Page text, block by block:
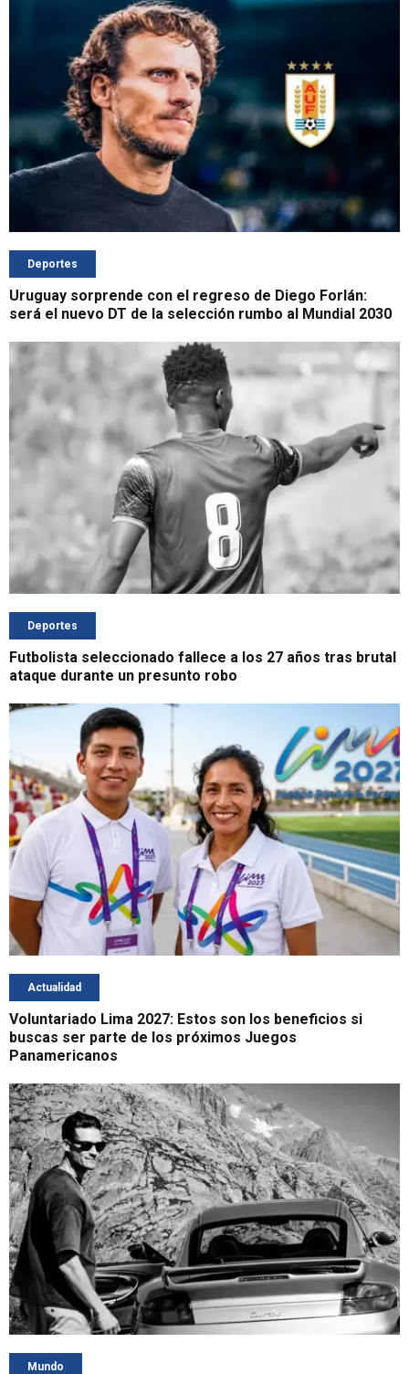
Deportes
Uruguay sorprende con el regreso de Diego Forlán:
será el nuevo DT de la selección rumbo al Mundial 2030
Deportes
Futbolista seleccionado fallece a los 27 años tras brutal
ataque durante un presunto robo
Actualidad
Voluntariado Lima 2027: Estos son los beneficios si
buscas ser parte de los próximos Juegos
Panamericanos
Mundo